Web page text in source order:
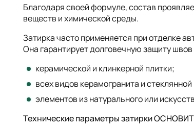
Благодаря своей формуле, состав
веществ и химической среды.
Затирка часто применяется при отделке
Она гарантирует долговечную защиту
керамической и клинкерной плитки;
всех видов керамогранита и
элементов из натурального или
Технические параметры затирки ОСНОВИТ